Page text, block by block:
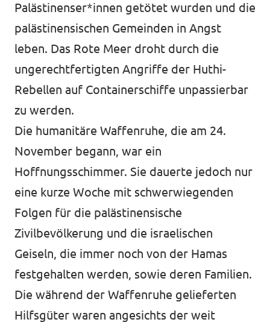
Palästinenser*innen getötet wurden und die
palästinensischen Gemeinden in Angst
leben. Das Rote Meer droht durch die
ungerechtfertigten Angriffe der Huthi-
Rebellen auf Containerschiffe unpassierbar
zu werden.
Die humanitäre Waffenruhe, die am 24.
November begann, war ein
Hoffnungsschimmer. Sie dauerte jedoch nur
eine kurze Woche mit schwerwiegenden
Folgen für die palästinensische
Zivilbevölkerung und die israelischen
Geiseln, die immer noch von der Hamas
festgehalten werden, sowie deren Familien.
Die während der Waffenruhe gelieferten
Hilfsgüter waren angesichts der weit